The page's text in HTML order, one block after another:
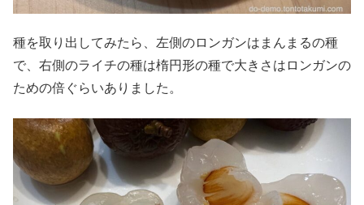
種を取り出してみたら、左側のロンガンはまんまるの種
で、右側のライチの種は楕円形の種で大きさはロンガンの
ための倍ぐらいありました。